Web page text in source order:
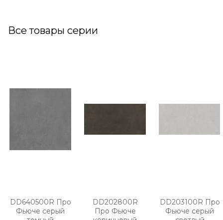
Все товары серии
DD640500R Про
Фьюче серый
DD202800R
Про Фьюче
DD203100R Про
Фьюче серый